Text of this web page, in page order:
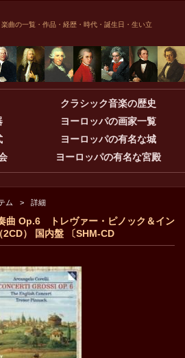
曲の一覧・作品・経歴・時代・誕生日・生い立
クラシック音楽の歴史
ヨーロッパの画家一覧
ヨーロッパの有名な城
ヨーロッパの有名な宮殿
ム 詳細
曲 Op.6 トレヴァー・ピノック＆イン
） 国内盤 〔SHM-CD